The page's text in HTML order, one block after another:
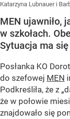
Katarzyna Lubnauer i
MEN ujawniło,
w szkołach.
Sytuacja ma
Posłanka KO
do szefowej MEN
Podkreśliła, że z
że w połowie
znajdowało się